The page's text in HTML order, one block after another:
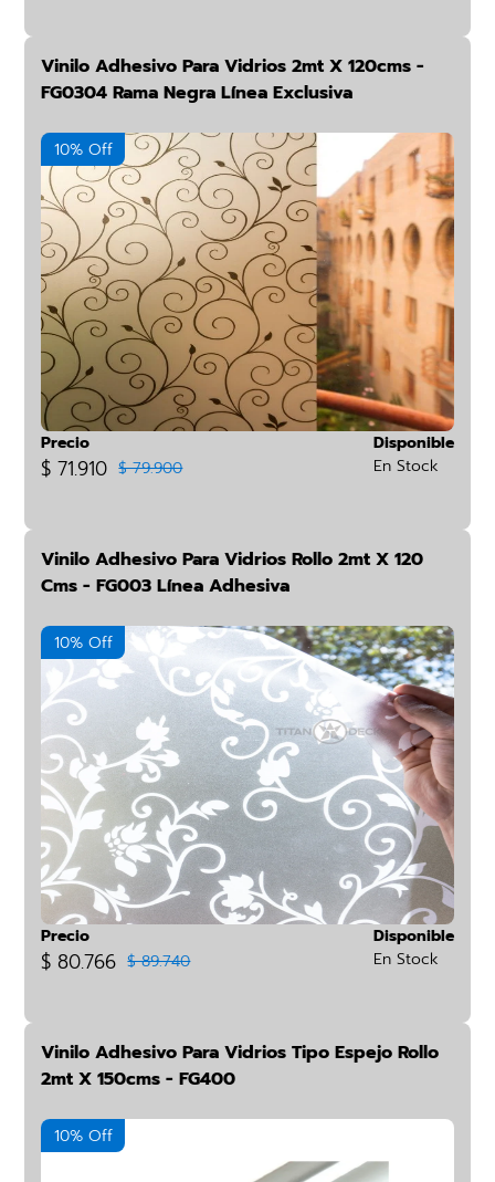
Vinilo Adhesivo Para Vidrios 2mt X 120cms -
FG0304 Rama Negra Línea Exclusiva
10% Off
Precio
$ 71.910 $ 79.900
Disponible
En Stock
Vinilo Adhesivo Para Vidrios Rollo 2mt X 120
Cms - FG003 Línea Adhesiva
10% Off
Precio
$ 80.766 $ 89.740
Disponible
En Stock
Vinilo Adhesivo Para Vidrios Tipo Espejo Rollo
2mt X 150cms - FG400
10% Off